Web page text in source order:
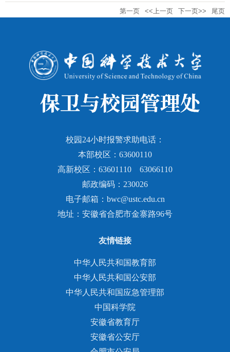
第一页 <<上一页 下一页>> 尾页
校园24小时报警求助电话：
本部校区：63600110
高新校区：63601110 63066110
邮政编码：230026
电子邮箱：bwc@ustc.edu.cn
地址：安徽省合肥市金寨路96号
友情链接
中华人民共和国教育部
中华人民共和国公安部
中华人民共和国应急管理部
中国科学院
安徽省教育厅
安徽省公安厅